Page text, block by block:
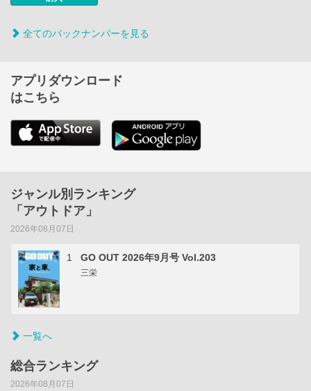
全てのバックナンバーを見る
アプリダウンロード
はこちら
ジャンル別ランキング
「アウトドア」
2026年08月07日
1 GO OUT 2026年9月号 Vol.203
三栄
一覧へ
総合ランキング
2026年08月07日